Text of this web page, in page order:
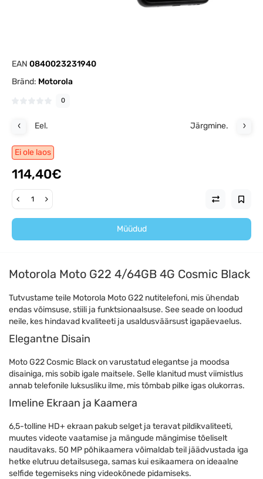
EAN 0840023231940
Bränd: Motorola
0
Eel. Järgmine.
Ei ole laos
114,40€
Müüdud
Motorola Moto G22 4/64GB 4G Cosmic Black
Tutvustame teile Motorola Moto G22 nutitelefoni, mis ühendab
endas võimsuse, stiili ja funktsionaalsuse. See seade on loodud
neile, kes hindavad kvaliteeti ja usaldusväärsust igapäevaelus.
Elegantne Disain
Moto G22 Cosmic Black on varustatud elegantse ja moodsa
disainiga, mis sobib igale maitsele. Selle klanitud must viimistlus
annab telefonile luksusliku ilme, mis tõmbab pilke igas olukorras.
Imeline Ekraan ja Kaamera
6,5-tolline HD+ ekraan pakub selget ja teravat pildikvaliteeti,
muutes videote vaatamise ja mängude mängimise tõeliselt
nauditavaks. 50 MP põhikaamera võimaldab teil jäädvustada iga
hetke elutruu detailsusega, samas kui esikaamera on ideaalne
selfide tegemiseks ning videokõnede pidamiseks.